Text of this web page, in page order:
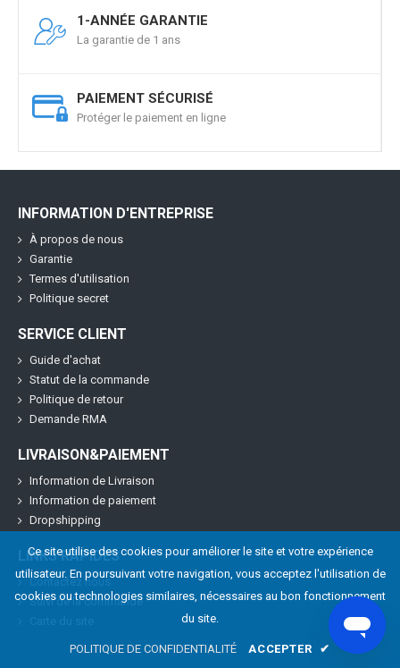
1-ANNÉE GARANTIE
La garantie de 1 ans
PAIEMENT SÉCURISÉ
Protéger le paiement en ligne
INFORMATION D'ENTREPRISE
À propos de nous
Garantie
Termes d'utilisation
Politique secret
SERVICE CLIENT
Guide d'achat
Statut de la commande
Politique de retour
Demande RMA
LIVRAISON&PAIEMENT
Information de Livraison
Information de paiement
Dropshipping
LINKS RAPIDES
Contactez nous
Suivi de la commande
Ce site utilise des cookies pour améliorer le site et votre expérience
utilisateur. En poursuivant votre navigation, vous acceptez l'utilisation de
cookies ou technologies similaires, nécessaires au bon fonctionnement
du site.
POLITIQUE DE CONFIDENTIALITÉ ACCEPTER ✔